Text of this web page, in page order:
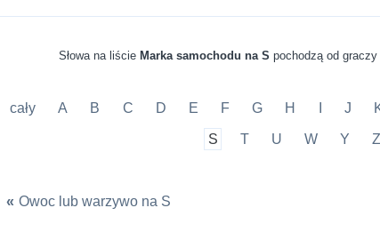
Słowa na liście Marka samochodu na S pochodzą od graczy
cały A B C D E F G H J
S T U W Y Z
« Owoc lub warzywo na S